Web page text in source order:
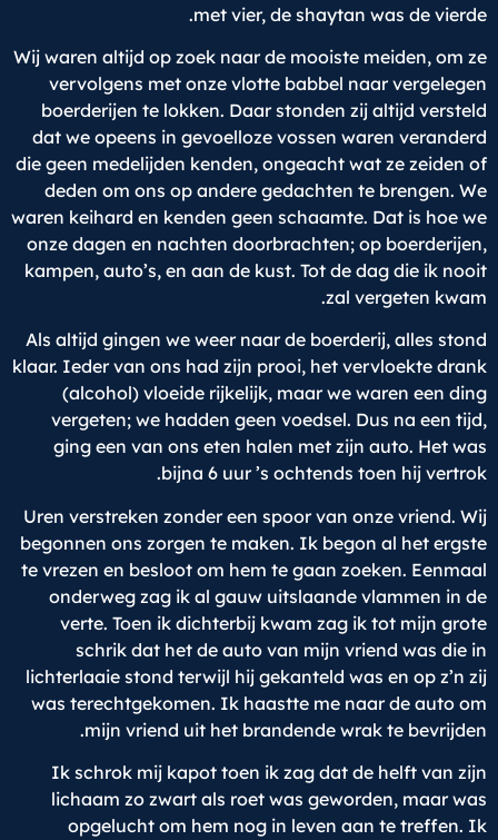
met vier, de shaytan was de vierde.
Wij waren altijd op zoek naar de mooiste meiden, om ze
vervolgens met onze vlotte babbel naar vergelegen
boerderijen te lokken. Daar stonden zij altijd versteld
dat we opeens in gevoelloze vossen waren veranderd
die geen medelijden kenden, ongeacht wat ze zeiden of
deden om ons op andere gedachten te brengen. We
waren keihard en kenden geen schaamte. Dat is hoe we
onze dagen en nachten doorbrachten; op boerderijen,
kampen, auto’s, en aan de kust. Tot de dag die ik nooit
zal vergeten kwam.
Als altijd gingen we weer naar de boerderij, alles stond
klaar. Ieder van ons had zijn prooi, het vervloekte drank
(alcohol) vloeide rijkelijk, maar we waren een ding
vergeten; we hadden geen voedsel. Dus na een tijd,
ging een van ons eten halen met zijn auto. Het was
bijna 6 uur ’s ochtends toen hij vertrok.
Uren verstreken zonder een spoor van onze vriend. Wij
begonnen ons zorgen te maken. Ik begon al het ergste
te vrezen en besloot om hem te gaan zoeken. Eenmaal
onderweg zag ik al gauw uitslaande vlammen in de
verte. Toen ik dichterbij kwam zag ik tot mijn grote
schrik dat het de auto van mijn vriend was die in
lichterlaaie stond terwijl hij gekanteld was en op z’n zij
was terechtgekomen. Ik haastte me naar de auto om
mijn vriend uit het brandende wrak te bevrijden.
Ik schrok mij kapot toen ik zag dat de helft van zijn
lichaam zo zwart als roet was geworden, maar was
opgelucht om hem nog in leven aan te treffen. Ik